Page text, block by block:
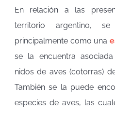
En relación a las
territorio argentino,
principalmente como una
se la encuentra
nidos de aves (cotorras)
También se la puede
especies de aves, las